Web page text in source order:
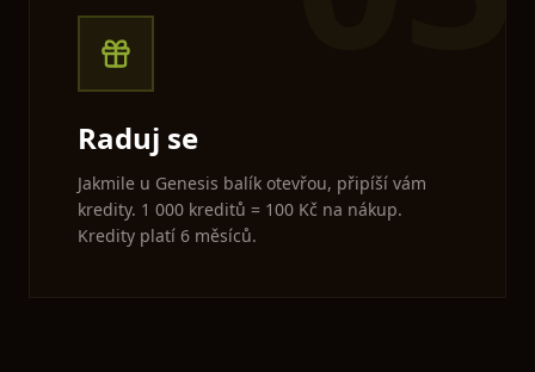
Raduj se
Jakmile u Genesis balík otevřou, připíší vám
kredity. 1 000 kreditů = 100 Kč na nákup.
Kredity platí 6 měsíců.